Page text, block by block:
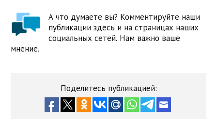
А что думаете вы? Комментируйте наши
публикации здесь и на страницах наших
социальных сетей. Нам важно ваше
мнение.
Поделитесь публикацией: